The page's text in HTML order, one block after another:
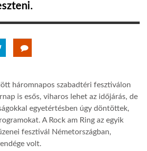
háromnapos szabadtéri fesztiválon
is esős, viharos lehet az időjárás, de
egyetértésben úgy döntöttek,
A Rock am Ring az egyik
fesztivál Németországban,
volt.